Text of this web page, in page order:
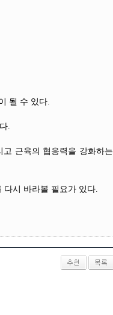
될 수 있다.
.
근육의 협응력을 강화하는
다시 바라볼 필요가 있다.